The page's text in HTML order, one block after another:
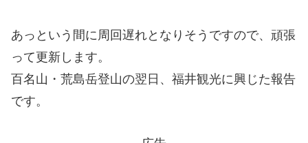
あっという間に周回遅れとなりそうですので、頑張
って更新します。
百名山・荒島岳登山の翌日、福井観光に興じた報告
です。